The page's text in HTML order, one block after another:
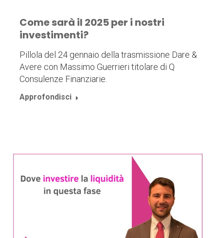
Come sarà il 2025 per i nostri
investimenti?
Pillola del 24 gennaio della trasmissione Dare &
Avere con Massimo Guerrieri titolare di Q
Consulenze Finanziarie.
Approfondisci